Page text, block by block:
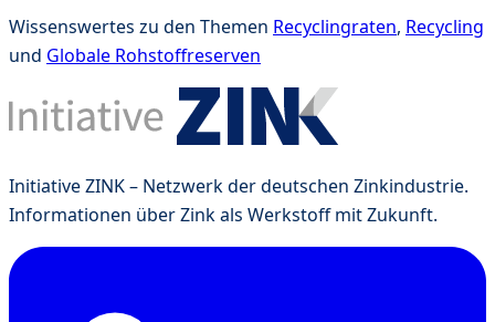
Wissenswertes zu den Themen Recyclingraten, Recycling
und Globale Rohstoffreserven
Initiative ZINK – Netzwerk der deutschen Zinkindustrie.
Informationen über Zink als Werkstoff mit Zukunft.